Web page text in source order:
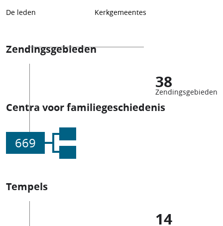
De leden Kerkgemeentes
Zendingsgebieden
38
Zendingsgebieden
Centra voor familiegeschiedenis
669
Tempels
14